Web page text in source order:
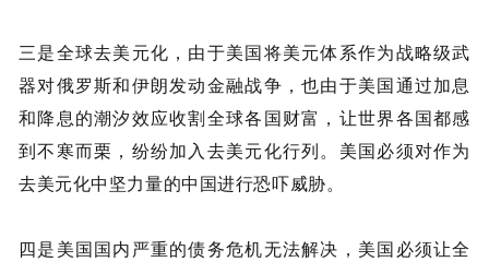
三是全球去美元化，由于美国将美元体系作为战略级武
器对俄罗斯和伊朗发动金融战争，也由于美国通过加息
和降息的潮汐效应收割全球各国财富，让世界各国都感
到不寒而栗，纷纷加入去美元化行列。美国必须对作为
去美元化中坚力量的中国进行恐吓威胁。
四是美国国内严重的债务危机无法解决，美国必须让全